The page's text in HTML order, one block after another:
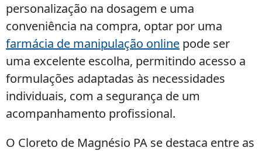
personalização na dosagem e uma
conveniência na compra, optar por uma
farmácia de manipulação online pode ser
uma excelente escolha, permitindo acesso a
formulações adaptadas às necessidades
individuais, com a segurança de um
acompanhamento profissional.
O Cloreto de Magnésio PA se destaca entre as